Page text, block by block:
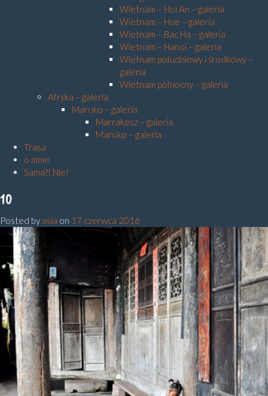
Wietnam – Hoi An – galeria
Wietnam – Hue – galeria
Wietnam – Bac Ha – galeria
Wietnam – Hanoi – galeria
Wietnam południowy i środkowy –
galeria
Wietnam północny – galeria
Afryka – galeria
Maroko – galeria
Marrakesz – galeria
Maroko – galeria
Trasa
o mnie
Sama?! Nie!
10
Posted by asia on 17 czerwca 2016